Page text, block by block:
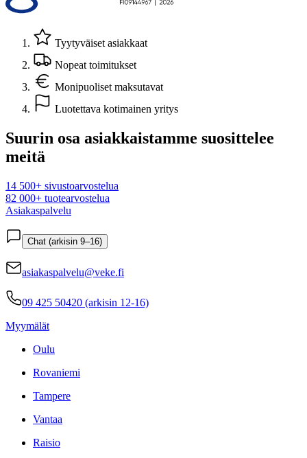
Tyytyväiset asiakkaat
Nopeat toimitukset
Monipuoliset maksutavat
Luotettava kotimainen yritys
Suurin osa asiakkaistamme suosittelee
meitä
14 500+ sivustoarvostelua
82 000+ tuotearvostelua
Asiakaspalvelu
Chat (arkisin 9–16)
asiakaspalvelu@veke.fi
09 425 50420 (arkisin 12-16)
Myymälät
Oulu
Rovaniemi
Tampere
Vantaa
Raisio